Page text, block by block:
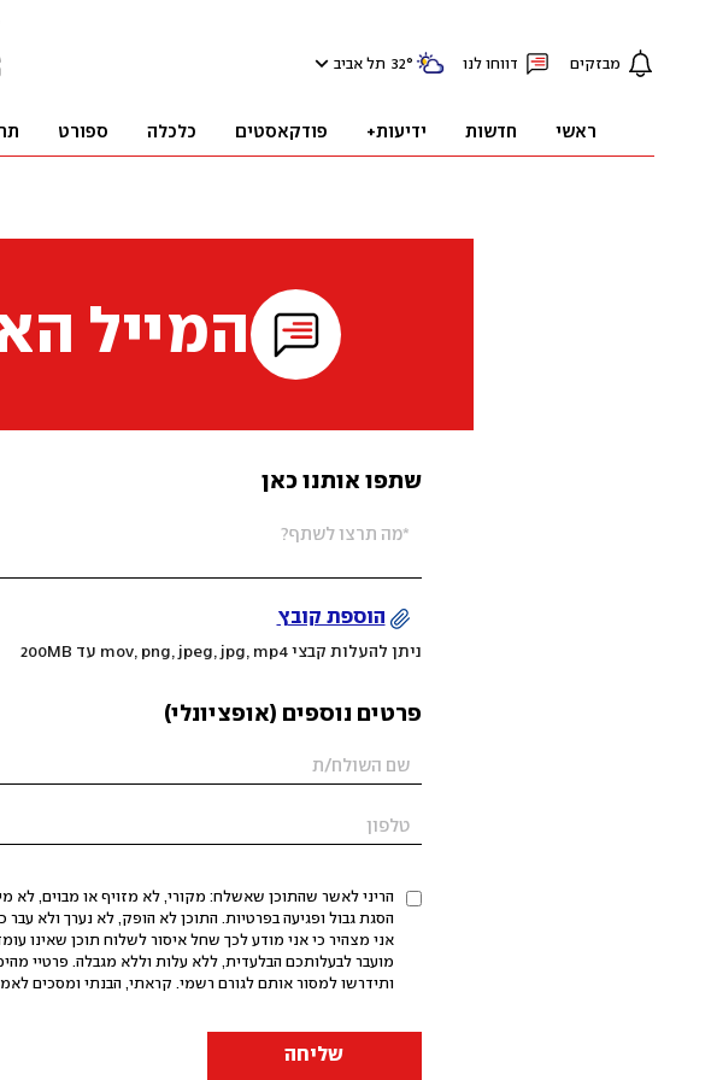
מבזקים דווחו לנו 32° תל אביב
ראשי חדשות ידיעות+ פודקאסטים כלכלה ספורט
המייל
שתפו אותנו כאן
הוספת קובץ
ניתן להעלות קבצי mov, png, jpeg, jpg, mp4 עד 200MB
פרטים נוספים (אופציונלי)
הריני לאשר שהתוכן שאשלח: מקורי, לא מזויף או מבוים, לא
אני מצהיר כי אני מודע לכך שחל איסור לשלוח תוכן שאינו
מועבר לבעלותכם הבלעדית, ללא עלות וללא מגבלה. פרטיי
ותידרשו למסור אותם לגורם רשמי. קראתי, הבנתי ומסכים
שליחה